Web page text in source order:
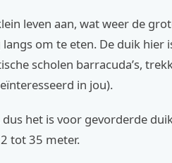
leven aan, wat weer de
om te eten. De duik hier
scholen barracuda’s,
in jou).
het is voor gevorderde
tot 35 meter.